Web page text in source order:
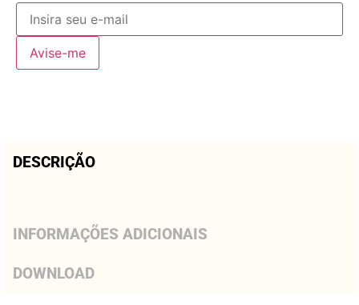
Avise-me
DESCRIÇÃO
INFORMAÇÕES ADICIONAIS
DOWNLOAD